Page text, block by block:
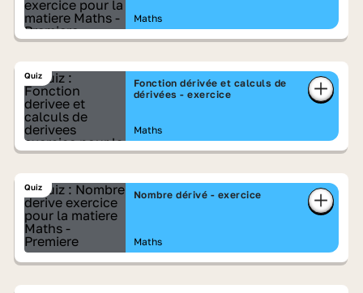
Maths
Quiz
Fonction dérivée et calculs de
dérivées - exercice
Maths
Quiz
Nombre dérivé - exercice
Maths